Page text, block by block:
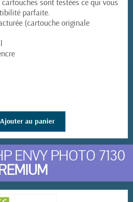
cartouches sont testées ce qui vous
parfaite.
(cartouche originale
Ajouter au panier
ENVY PHOTO 7130